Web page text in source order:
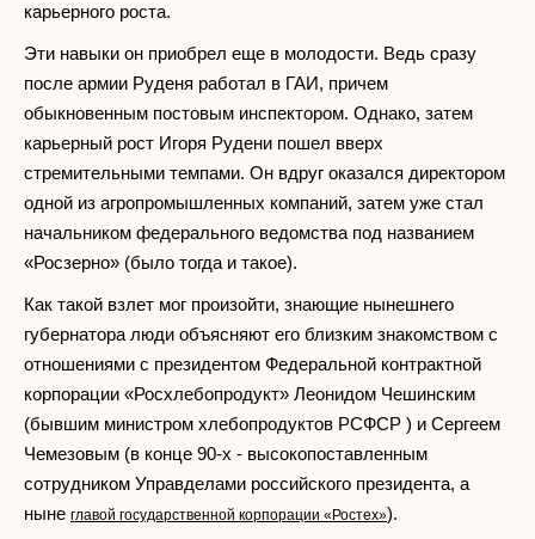
карьерного роста.
Эти навыки он приобрел еще в молодости. Ведь сразу
после армии Руденя работал в ГАИ, причем
обыкновенным постовым инспектором. Однако, затем
карьерный рост Игоря Рудени пошел вверх
стремительными темпами. Он вдруг оказался директором
одной из агропромышленных компаний, затем уже стал
начальником федерального ведомства под названием
«Росзерно» (было тогда и такое).
Как такой взлет мог произойти, знающие нынешнего
губернатора люди объясняют его близким знакомством с
отношениями с президентом Федеральной контрактной
корпорации «Росхлебопродукт» Леонидом Чешинским
(бывшим министром хлебопродуктов РСФСР ) и Сергеем
Чемезовым (в конце 90-х - высокопоставленным
сотрудником Управделами российского президента, а
ныне главой государственной корпорации «Ростех»).